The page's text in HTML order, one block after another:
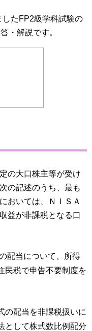
たFP2級学科試験の
・解説です。
の大口株主等が受け
の記述のうち、最も
おいては、ＮＩＳＡ
益が非課税となる口
配当について、所得
民税で申告不要制度を
の配当を非課税扱いに
として株式数比例配分